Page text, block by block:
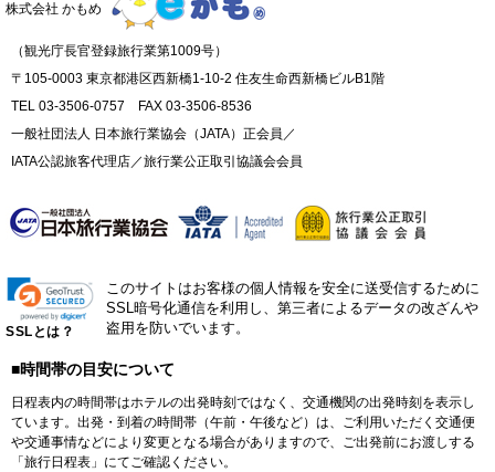
株式会社 かもめ
（観光庁長官登録旅行業第1009号）
〒105-0003 東京都港区西新橋1-10-2 住友生命西新橋ビルB1階
TEL 03-3506-0757 FAX 03-3506-8536
一般社団法人 日本旅行業協会（JATA）正会員／
IATA公認旅客代理店／旅行業公正取引協議会会員
SSLとは？
このサイトはお客様の個人情報を安全に送受信するために
SSL暗号化通信を利用し、第三者によるデータの改ざんや
盗用を防いでいます。
■時間帯の目安について
日程表内の時間帯はホテルの出発時刻ではなく、交通機関の出発時刻を表示し
ています。出発・到着の時間帯（午前・午後など）は、ご利用いただく交通便
や交通事情などにより変更となる場合がありますので、ご出発前にお渡しする
「旅行日程表」にてご確認ください。